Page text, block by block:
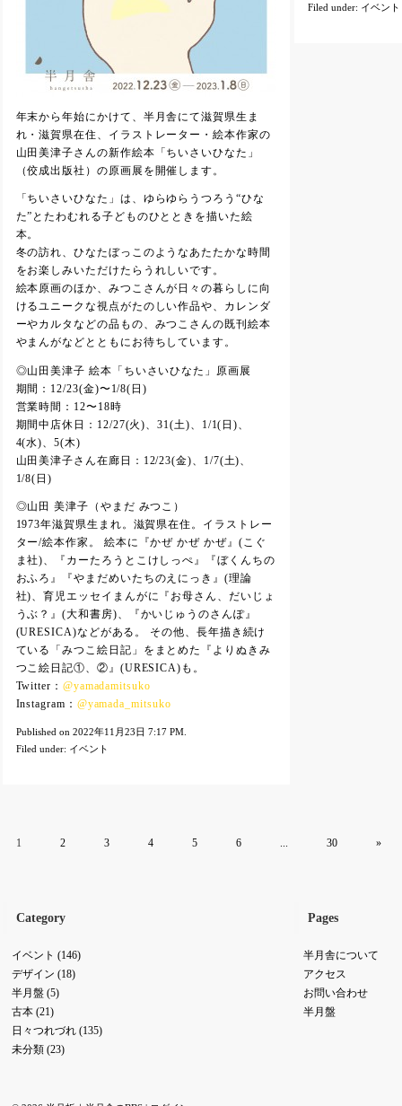
Filed under: イベント
年末から年始にかけて、半月舎にて滋賀県生ま
れ・滋賀県在住、イラストレーター・絵本作家の
山田美津子さんの新作絵本「ちいさいひなた」
（佼成出版社）の原画展を開催します。
「ちいさいひなた」は、ゆらゆらうつろう“ひな
た”とたわむれる子どものひとときを描いた絵
本。
冬の訪れ、ひなたぼっこのようなあたたかな時間
をお楽しみいただけたらうれしいです。
絵本原画のほか、みつこさんが日々の暮らしに向
けるユニークな視点がたのしい作品や、カレンダ
ーやカルタなどの品もの、みつこさんの既刊絵本
やまんがなどとともにお待ちしています。
◎山田美津子 絵本「ちいさいひなた」原画展
期間：12/23(金)〜1/8(日)
営業時間：12〜18時
期間中店休日：12/27(火)、31(土)、1/1(日)、
4(水)、5(木)
山田美津子さん在廊日：12/23(金)、1/7(土)、
1/8(日)
◎山田 美津子（やまだ みつこ）
1973年滋賀県生まれ。滋賀県在住。イラストレー
ター/絵本作家。 絵本に『かぜ かぜ かぜ』(こぐ
ま社)、『カーたろうとこけしっぺ』『ぼくんちの
おふろ』『やまだめいたちのえにっき』(理論
社)、育児エッセイまんがに『お母さん、だいじょ
うぶ？』(大和書房)、『かいじゅうのさんぽ』
(URESICA)などがある。 その他、長年描き続け
ている「みつこ絵日記」をまとめた『よりぬきみ
つこ絵日記①、②』(URESICA)も。
Twitter： @yamadamitsuko
Instagram： @yamada_mitsuko
Published on 2022年11月23日 7:17 PM.
Filed under: イベント
1 2 3 4 5 6 ... 30 »
Category
イベント (146)
デザイン (18)
半月盤(5)
古本(21)
日々つれづれ(135)
未分類(23)
Pages
半月舎について
アクセス
お問い合わせ
半月盤